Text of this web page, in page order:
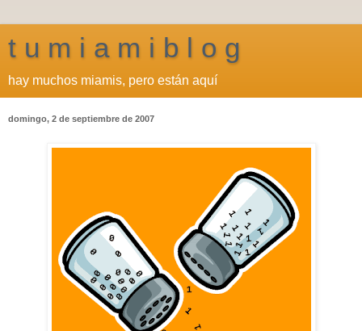
t u m i a m i b l o g
hay muchos miamis, pero están aquí
domingo, 2 de septiembre de 2007